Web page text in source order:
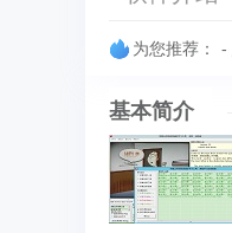
为您推荐： -
基本简介